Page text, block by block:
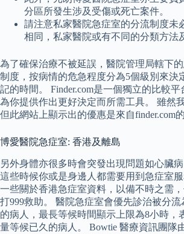
分區所發生涉及受傷或死亡案件。
請注意私家醫院急症室的分流制度未
相同，私家醫院或有不同的分類方法
為了確保治療不被延誤，醫院管理局轄下
制度，按病情的危急程度分為5個級別來決
記的時間。 Finder.com是一個獨立的比較
為你提供作出更好決定而所需工具。 雖然
但此網站上顯示出的優惠是來自finder.com
博愛醫院急症室: 香港及離島
另外身體亦很多時會突發出現問題如心臟
這些時候你或是身邊人都需要用到急症室
一些關於香港急症室資料，以備不時之需
打999救助。 醫院急症室會優先診治被分
的病人，最長等候時間顯示上限為8小時，
量等候已久的病人。 Bowtie 醫療資訊團隊